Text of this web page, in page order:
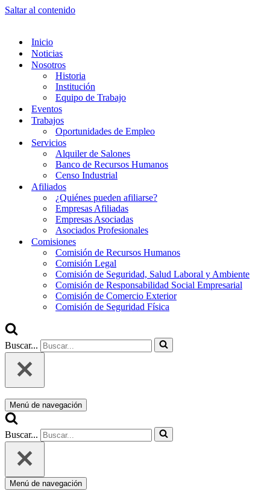
Saltar al contenido
Inicio
Noticias
Nosotros
Historia
Institución
Equipo de Trabajo
Eventos
Trabajos
Oportunidades de Empleo
Servicios
Alquiler de Salones
Banco de Recursos Humanos
Censo Industrial
Afiliados
¿Quiénes pueden afiliarse?
Empresas Afiliadas
Empresas Asociadas
Asociados Profesionales
Comisiones
Comisión de Recursos Humanos
Comisión Legal
Comisión de Seguridad, Salud Laboral y Ambiente
Comisión de Responsabilidad Social Empresarial
Comisión de Comercio Exterior
Comisión de Seguridad Física
Buscar...
Menú de navegación
Buscar...
Menú de navegación